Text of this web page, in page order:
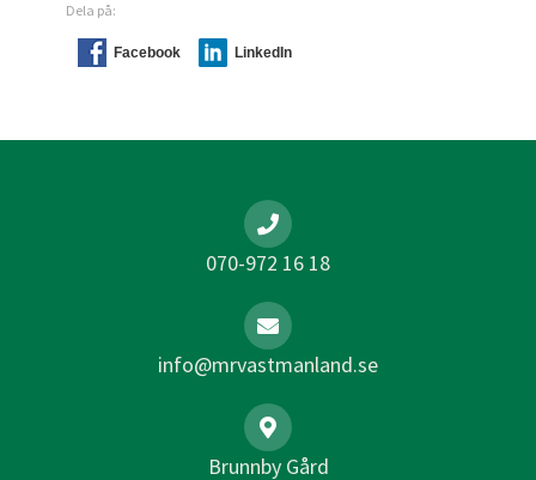
Dela på:
Facebook LinkedIn
070-972 16 18
info@mrvastmanland.se
Brunnby Gård